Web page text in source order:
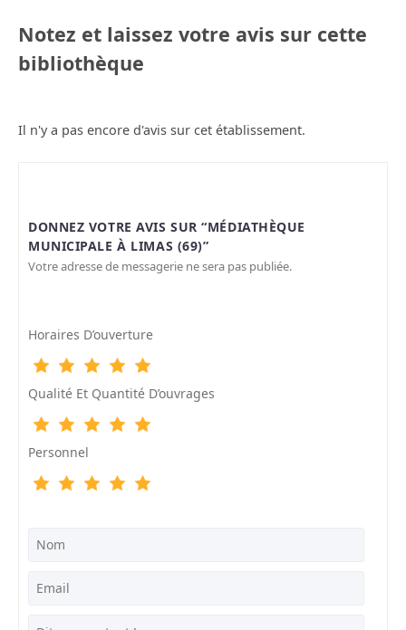
Notez et laissez votre avis sur cette
bibliothèque
Il n'y a pas encore d'avis sur cet établissement.
DONNEZ VOTRE AVIS SUR “MÉDIATHÈQUE
MUNICIPALE À LIMAS (69)”
Votre adresse de messagerie ne sera pas publiée.
Horaires D’ouverture
Qualité Et Quantité D’ouvrages
Personnel